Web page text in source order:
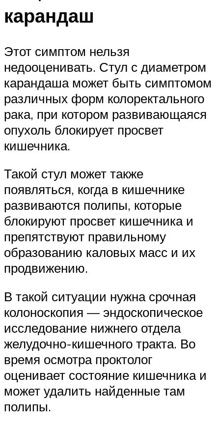
карандаш
Этот симптом нельзя
недооценивать. Стул с диаметром
карандаша может быть симптомом
различных форм колоректального
рака, при котором развивающаяся
опухоль блокирует просвет
кишечника.
Такой стул может также
появляться, когда в кишечнике
развиваются полипы, которые
блокируют просвет кишечника и
препятствуют правильному
образованию каловых масс и их
продвижению.
В такой ​​ситуации нужна срочная
колоноскопия — эндоскопическое
исследование нижнего отдела
желудочно-кишечного тракта. Во
время осмотра проктолог
оценивает состояние кишечника и
может удалить найденные там
полипы.